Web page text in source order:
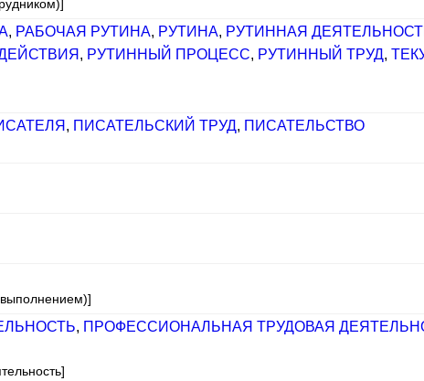
, РАБОЧАЯ РУТИНА, РУТИНА, РУТИННАЯ
, РУТИННЫЙ ПРОЦЕСС, РУТИННЫЙ ТРУД,
, ПИСАТЕЛЬСКИЙ ТРУД, ПИСАТЕЛЬСТВО
выполнением)]
, ПРОФЕССИОНАЛЬНАЯ ТРУДОВАЯ